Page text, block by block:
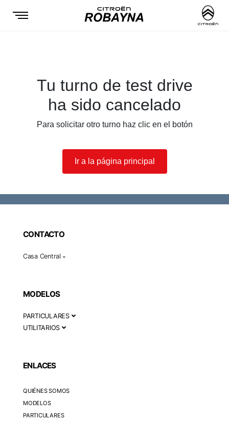
Tu turno de test drive
ha sido cancelado
Para solicitar otro turno haz clic en el botón
Ir a la página principal
CONTACTO
Casa Central
MODELOS
PARTICULARES
UTILITARIOS
ENLACES
QUIÉNES SOMOS
MODELOS
PARTICULARES